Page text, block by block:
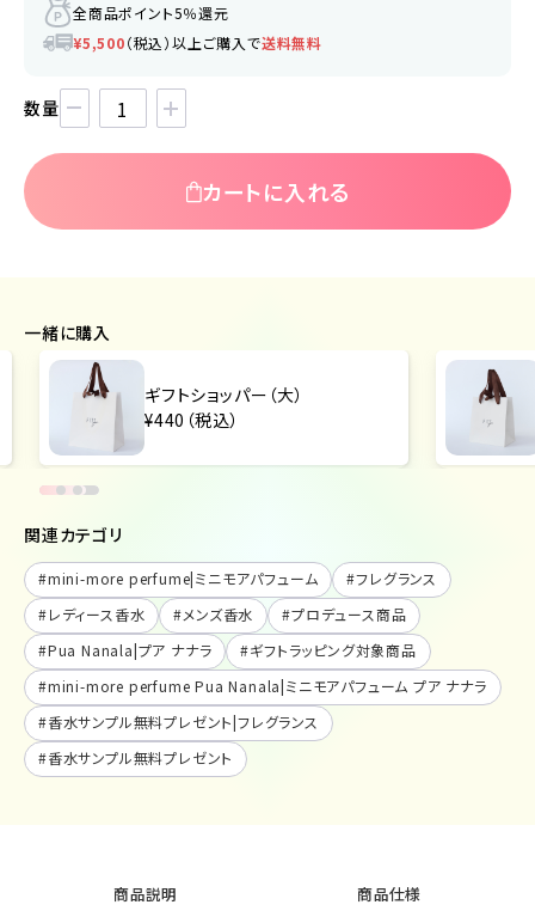
全商品ポイント5％還元
¥5,500（税込）以上ご購入で送料無料
数量
カートに入れる
一緒に購入
ギフトショッパー（大）
¥440（税込）
関連カテゴリ
#mini-more perfume|ミニモアパフューム #フレグランス
#レディース香水 #メンズ香水 #プロデュース商品
#Pua Nanala|プア ナナラ #ギフトラッピング対象商品
#mini-more perfume Pua Nanala|ミニモアパフューム プア ナナラ
#香水サンプル無料プレゼント|フレグランス
#香水サンプル無料プレゼント
商品説明 商品仕様